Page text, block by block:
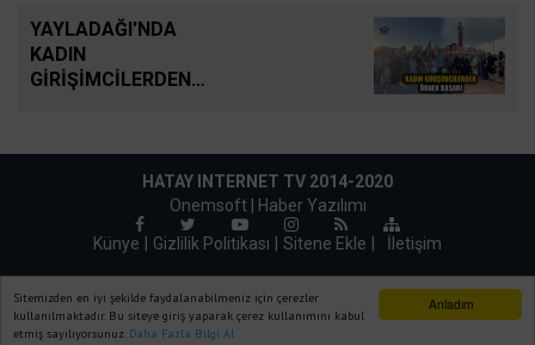
Anladım
Sitemizden en iyi şekilde faydalanabilmeniz için çerezler
kullanılmaktadır. Bu siteye giriş yaparak çerez kullanımını kabul
etmiş sayılıyorsunuz. Daha Fazla Bilgi Al
YAYLADAĞI'NDA
KADIN
GİRİŞİMCİLERDEN
HATAY INTERNET TV 2014-2020
Onemsoft |
Haber Yazılımı
Künye
Gizlilik Politikası Sitene Ekle İletişim
Ana Sayfa Web TV